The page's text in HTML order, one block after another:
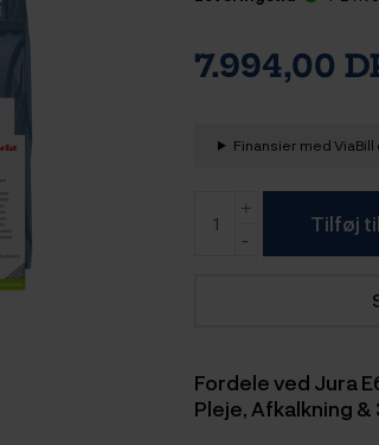
7.994,00
Finansier med
Tilføj
Fordele ved Jura
Pleje, Afkalkning